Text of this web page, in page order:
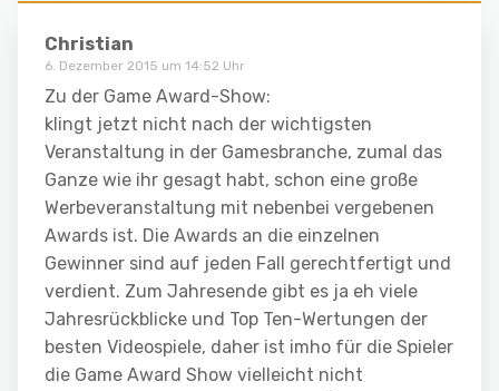
Christian
6. Dezember 2015 um 14:52 Uhr
Zu der Game Award-Show:
klingt jetzt nicht nach der wichtigsten
Veranstaltung in der Gamesbranche, zumal das
Ganze wie ihr gesagt habt, schon eine große
Werbeveranstaltung mit nebenbei vergebenen
Awards ist. Die Awards an die einzelnen
Gewinner sind auf jeden Fall gerechtfertigt und
verdient. Zum Jahresende gibt es ja eh viele
Jahresrückblicke und Top Ten-Wertungen der
besten Videospiele, daher ist imho für die Spieler
die Game Award Show vielleicht nicht